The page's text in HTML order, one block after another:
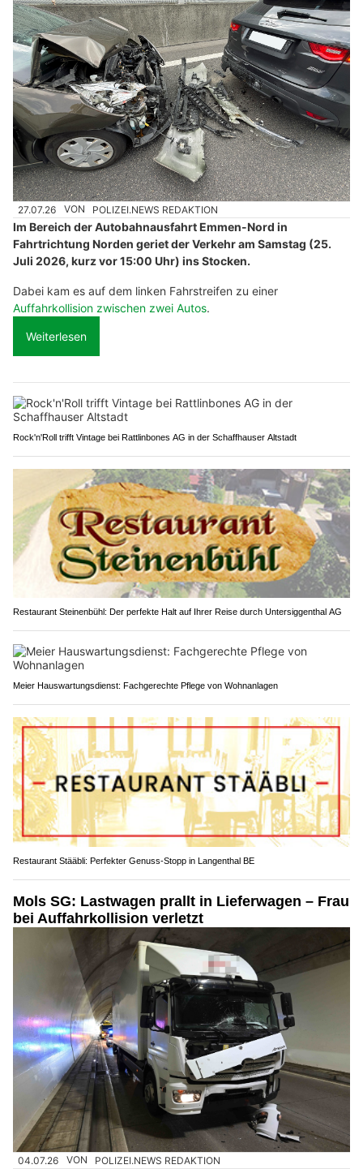
27.07.26 VON POLIZEI.NEWS REDAKTION
Im Bereich der Autobahnausfahrt Emmen-Nord in
Fahrtrichtung Norden geriet der Verkehr am Samstag (25.
Juli 2026, kurz vor 15:00 Uhr) ins Stocken.
Dabei kam es auf dem linken Fahrstreifen zu einer
Auffahrkollision zwischen zwei Autos.
Weiterlesen
Rock'n'Roll trifft Vintage bei Rattlinbones AG in der Schaffhauser Altstadt
Restaurant Steinenbühl: Der perfekte Halt auf Ihrer Reise durch Untersiggenthal AG
Meier Hauswartungsdienst: Fachgerechte Pflege von Wohnanlagen
Restaurant Stääbli: Perfekter Genuss-Stopp in Langenthal BE
Mols SG: Lastwagen prallt in Lieferwagen – Frau
bei Auffahrkollision verletzt
04.07.26 VON POLIZEI.NEWS REDAKTION